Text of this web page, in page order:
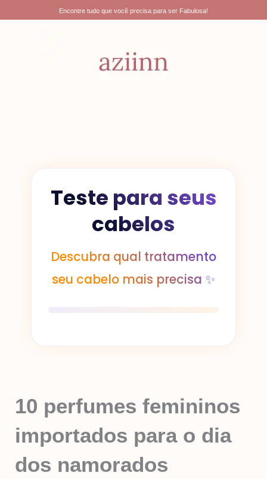
para
Encontre tudo que você precisa para ser Fabulosa!
Teste para seus
cabelos
Descubra qual tratamento
seu cabelo mais precisa ✨
10 perfumes femininos
importados para o dia
dos namorados